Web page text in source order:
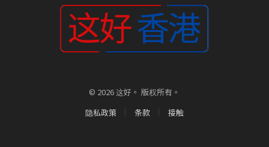
© 2026 这好。 版权所有。
隐私政策
条款 接触